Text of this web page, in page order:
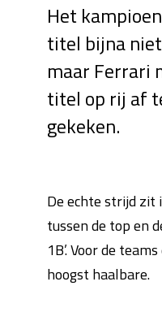
Het
titel bijna
maar Ferrari
titel op rij af
gekeken.
De echte strijd zit
tussen de top en
1B’. Voor de
hoogst haalbare.